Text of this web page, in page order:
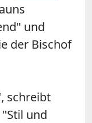
und
der Bischof
schreibt
und